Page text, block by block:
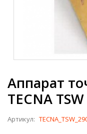
Аппарат
TECNA
Артикул: